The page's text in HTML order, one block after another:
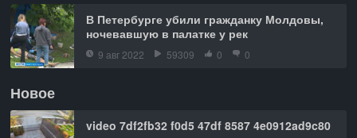
В Петербурге убили гражданку Молдовы,
ночевавшую в палатке у рек
9 авг 2022 59309 0 0
Новое
video 7df2fb32 f0d5 47df 8587 4e0912ad9c80